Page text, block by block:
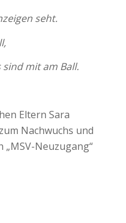
seht.
sind mit am Ball.
Eltern Sara
Nachwuchs und
Neuzugang“